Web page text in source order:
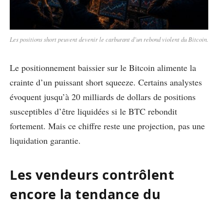
Les positions short peuvent devenir le carburant d’un rebond violent du Bitcoin.
Le positionnement baissier sur le Bitcoin alimente la
crainte d’un puissant short squeeze. Certains analystes
évoquent jusqu’à 20 milliards de dollars de positions
susceptibles d’être liquidées si le BTC rebondit
fortement. Mais ce chiffre reste une projection, pas une
liquidation garantie.
Les vendeurs contrôlent
encore la tendance du